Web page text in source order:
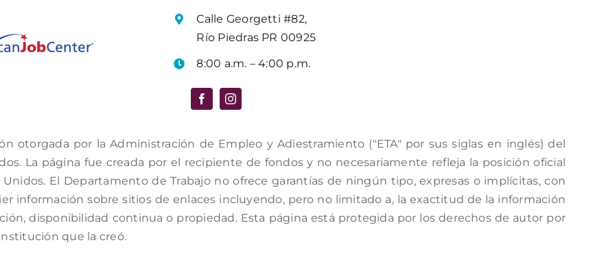
Calle Georgetti #82,
Río Piedras PR 00925
8:00 a.m. – 4:00 p.m.
otorgada por la Administración de Empleo y Adiestramiento ("ETA" por sus siglas en inglés) del
La página fue creada por el recipiente de fondos y no necesariamente refleja la posición oficial
El Departamento de Trabajo no ofrece garantías de ningún tipo, expresas o implícitas, con
información sobre sitios de enlaces incluyendo, pero no limitado a, la exactitud de la información
disponibilidad continua o propiedad. Esta página está protegida por los derechos de autor por
que la creó.